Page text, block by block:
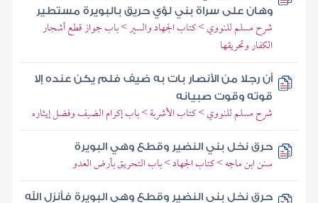
وهان على سراة بني لؤي حريق بالبويرة مستطير
شرح مسلم للنووي > كتاب الجهاد والسير > باب جواز قطع أشجار
الكفار وتحريقها
أن رجلا من الأنصار بات به ضيف فلم يكن عنده إلا
قوته وقوت صبيانه
شرح مسلم للنووي > كتاب الأشربة > باب إكرام الضيف وفضل إيثاره
حرق نخل بني النضير وقطع وهي البويرة
سنن ابن ماجه > كتاب الجهاد > باب التحريق بأرض العدو
حرق نخل بني النضير وقطع وهي البويرة فأنزل الله